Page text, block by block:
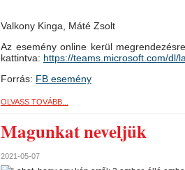
Valkony Kinga, Máté Zsolt
Az esemény online kerül
kattintva: https://teams.microsoft.com/dl/
Forrás: FB esemény
OLVASS TOVÁBB...
Magunkat neveljük
2021-05-07